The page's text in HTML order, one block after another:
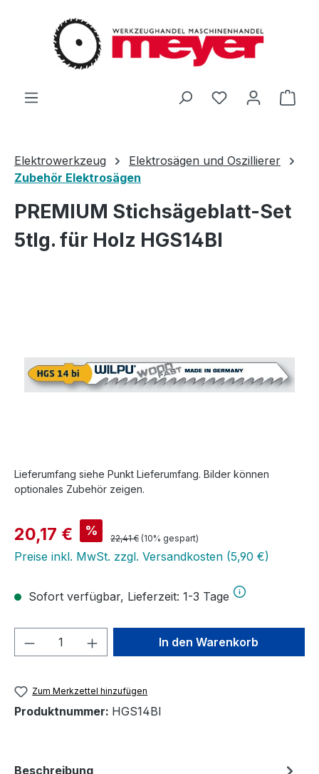
Zum Hauptinhalt springen
Du hast 0
Elektrowerkzeug
Elektrosägen und Oszillierer
Zubehör Elektrosägen
PREMIUM Stichsägeblatt-Set
5tlg. für Holz HGS14BI
Lieferumfang siehe Punkt Lieferumfang. Bilder können
optionales Zubehör zeigen.
Verkaufspreis:
20,17 € % Regulärer Preis:
22,41 € (10% gespart)
Preise inkl. MwSt. zzgl. Versandkosten (5,90 €)
Sofort verfügbar, Lieferzeit: 1-3 Tage
Produkt Anzahl: Gib denIn den Warenkorb
Zum Merkzettel hinzufügen
Produktnummer: HGS14BI
Beschreibung